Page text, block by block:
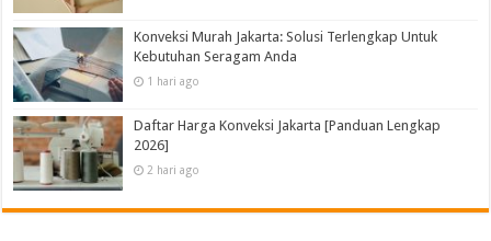
Konveksi Murah Jakarta: Solusi Terlengkap Untuk
Kebutuhan Seragam Anda
1 hari ago
Daftar Harga Konveksi Jakarta [Panduan Lengkap
2026]
2 hari ago